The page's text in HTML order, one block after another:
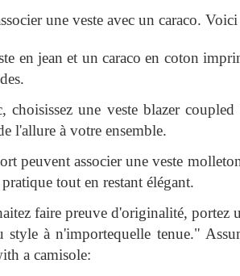
une veste avec un caraco.
en jean et un caraco en coton
une veste blazer
l'allure à votre ensemble.
peuvent associer une veste
tout en restant élégant.
faire preuve d'originalité, portez
style à n'importequelle tenue."
a camisole: